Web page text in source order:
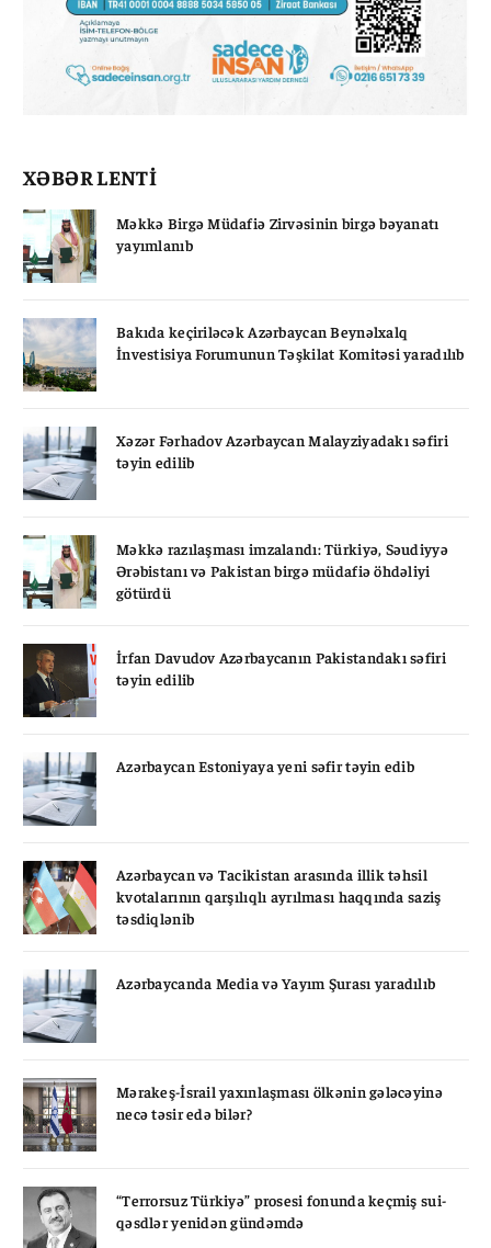
XƏBƏR LENTİ
Məkkə Birgə Müdafiə Zirvəsinin birgə bəyanatı
yayımlanıb
Bakıda keçiriləcək Azərbaycan Beynəlxalq
İnvestisiya Forumunun Təşkilat Komitəsi yaradılıb
Xəzər Fərhadov Azərbaycan Malayziyadakı səfiri
təyin edilib
Məkkə razılaşması imzalandı: Türkiyə, Səudiyyə
Ərəbistanı və Pakistan birgə müdafiə öhdəliyi
götürdü
İrfan Davudov Azərbaycanın Pakistandakı səfiri
təyin edilib
Azərbaycan Estoniyaya yeni səfir təyin edib
Azərbaycan və Tacikistan arasında illik təhsil
kvotalarının qarşılıqlı ayrılması haqqında saziş
təsdiqlənib
Azərbaycanda Media və Yayım Şurası yaradılıb
Mərakeş-İsrail yaxınlaşması ölkənin gələcəyinə
necə təsir edə bilər?
“Terrorsuz Türkiyə” prosesi fonunda keçmiş sui-
qəsdlər yenidən gündəmdə